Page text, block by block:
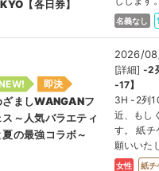
【各日券】
名義なし
即決
ざましWANGANフ
ス～人気バラエティ
夏の最強コラボ～
2026/
[詳細]-2
-17】
3H -2列
近、もし
す。 紙チ
願いいた
女性 紙チ